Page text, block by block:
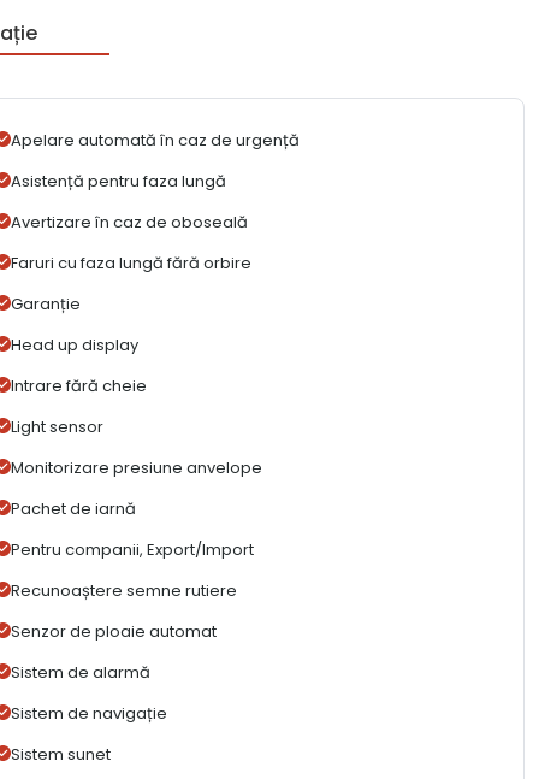
Apelare automată în caz de urgență
Asistență pentru faza lungă
Avertizare în caz de oboseală
Faruri cu faza lungă fără orbire
Garanție
Head up display
Intrare fără cheie
Light sensor
Monitorizare presiune anvelope
Pachet de iarnă
Pentru companii, Export/Import
Recunoaștere semne rutiere
Senzor de ploaie automat
Sistem de alarmă
Sistem de navigație
Sistem sunet